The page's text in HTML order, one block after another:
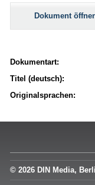
Dokument
Dokumentart:
Titel (deutsch):
Originalsprachen:
© 2026 DIN Media,